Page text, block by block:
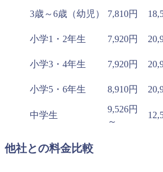
3歳～6歳（幼児） 7,810円
小学1・2年生
7,920円
小学3・4年生
7,920円
小学5・6年生
8,910円
中学生
9,526円
～
他社との料金比較